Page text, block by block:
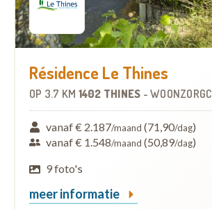
Résidence Le Thines
OP 3.7 KM 1402 THINES -
vanaf € 2.187/maand (71,90/dag)
vanaf € 1.548/maand (50,89/dag)
9 foto's
meer informatie